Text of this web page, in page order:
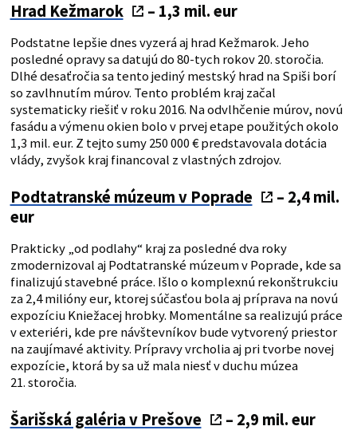
Hrad Kežmarok – 1,3 mil. eur
Podstatne lepšie dnes vyzerá aj hrad Kežmarok. Jeho
posledné opravy sa datujú do 80-tych rokov 20. storočia.
Dlhé desaťročia sa tento jediný mestský hrad na Spiši borí
so zavlhnutím múrov. Tento problém kraj začal
systematicky riešiť v roku 2016. Na odvlhčenie múrov, novú
fasádu a výmenu okien bolo v prvej etape použitých okolo
1,3 mil. eur. Z tejto sumy 250 000 € predstavovala dotácia
vlády, zvyšok kraj financoval z vlastných zdrojov.
Podtatranské múzeum v Poprade
– 2,4 mil.
eur
Prakticky „od podlahy“ kraj za posledné dva roky
zmodernizoval aj Podtatranské múzeum v Poprade, kde sa
finalizujú stavebné práce. Išlo o komplexnú rekonštrukciu
za 2,4 milióny eur, ktorej súčasťou bola aj príprava na novú
expozíciu Kniežacej hrobky. Momentálne sa realizujú práce
v exteriéri, kde pre návštevníkov bude vytvorený priestor
na zaujímavé aktivity. Prípravy vrcholia aj pri tvorbe novej
expozície, ktorá by sa už mala niesť v duchu múzea
21. storočia.
Šarišská galéria v Prešove – 2,9 mil. eur